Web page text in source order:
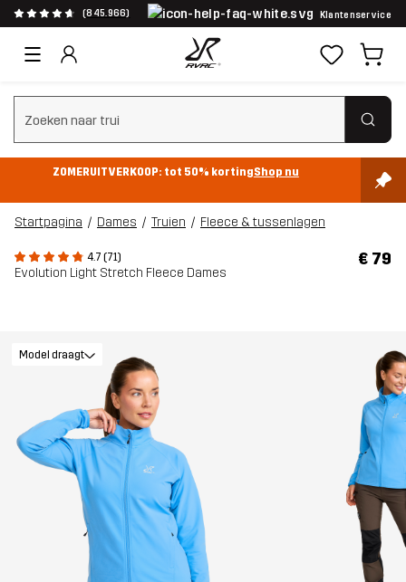
(845.966) Klantenservice
Zoeken wissen
ZOMERUITVERKOOP: tot 50% kortingShop nu
Startpagina Dames Truien Fleece & tussenlagen
4.7 (71)
Evolution Light Stretch Fleece Dames
€ 79
Model draagt